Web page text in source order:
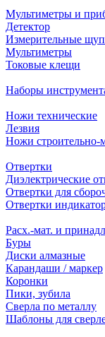
Мультиметры и
Детектор
Измерительные
Мультиметры
Токовые клещи
Наборы
Ножи технические
Лезвия
Ножи
Отвертки
Диэлектрические
Отвертки для
Отвертки
Расх.-мат. и
Буры
Диски алмазные
Карандаши / маркер
Коронки
Пики, зубила
Сверла по металлу
Шаблоны для